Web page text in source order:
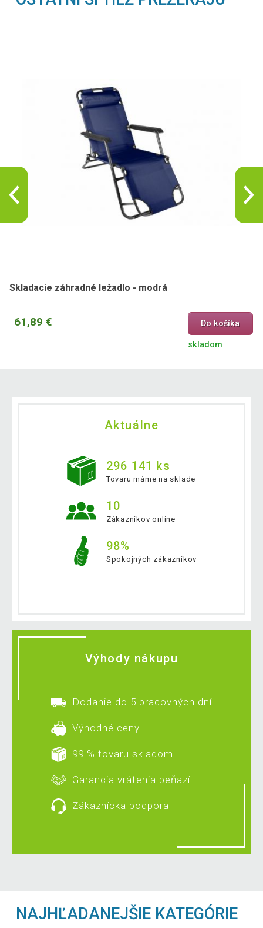
Skladacie záhradné ležadlo - modrá
61,89 € Do košíka
skladom
Aktuálne
296 141 ks
Tovaru máme na sklade
10
Zákazníkov online
98%
Spokojných zákazníkov
Výhody nákupu
Dodanie do 5 pracovných dní
Výhodné ceny
99 % tovaru skladom
Garancia vrátenia peňazí
Zákaznícka podpora
NAJHĽADANEJŠIE KATEGÓRIE